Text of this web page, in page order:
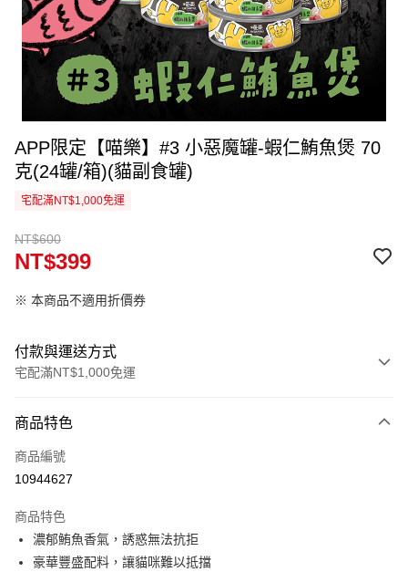
APP限定【喵樂】#3 小惡魔罐-蝦仁鮪魚煲 70
克(24罐/箱)(貓副食罐)
宅配滿NT$1,000免運
NT$600
NT$399
※ 本商品不適用折價券
付款與運送方式
宅配滿NT$1,000免運
信用卡一次付款
信用卡分期付款
合作金庫商業銀行
華南商業銀行
上海商業儲蓄銀行
LINE Pay
Apple Pay
商品特色
商品編號
10944627
商品特色
濃郁鮪魚香氣，誘惑無法抗拒
豪華豐盛配料，讓貓咪難以抵擋